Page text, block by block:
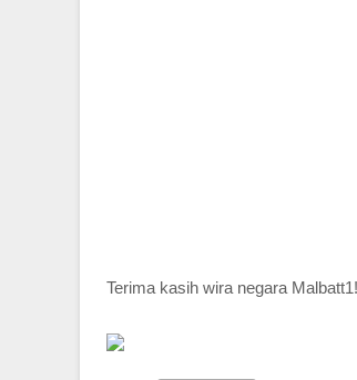
Terima kasih wira negara Malbatt1!